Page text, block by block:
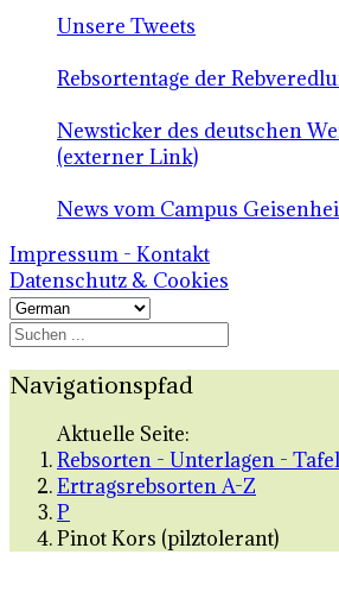
Unsere Tweets
Rebsortentage der
Newsticker des deutschen
(externer Link)
News vom Campus
Impressum - Kontakt
Datenschutz & Cookies
Navigationspfad
Aktuelle Seite:
Rebsorten - Unterlagen -
Ertragsrebsorten A-Z
P
Pinot Kors (pilztolerant)